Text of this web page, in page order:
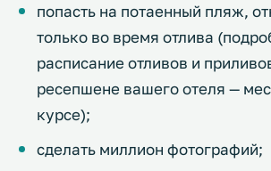
попасть на потаенный пляж,
только во время отлива
расписание отливов и
ресепшене вашего отеля —
курсе);
сделать миллион фотографий;